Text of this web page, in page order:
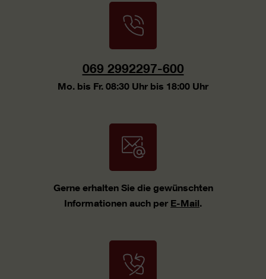
069 2992297-600
Mo. bis Fr. 08:30 Uhr bis 18:00 Uhr
Gerne erhalten Sie die gewünschten
Informationen auch per E-Mail.